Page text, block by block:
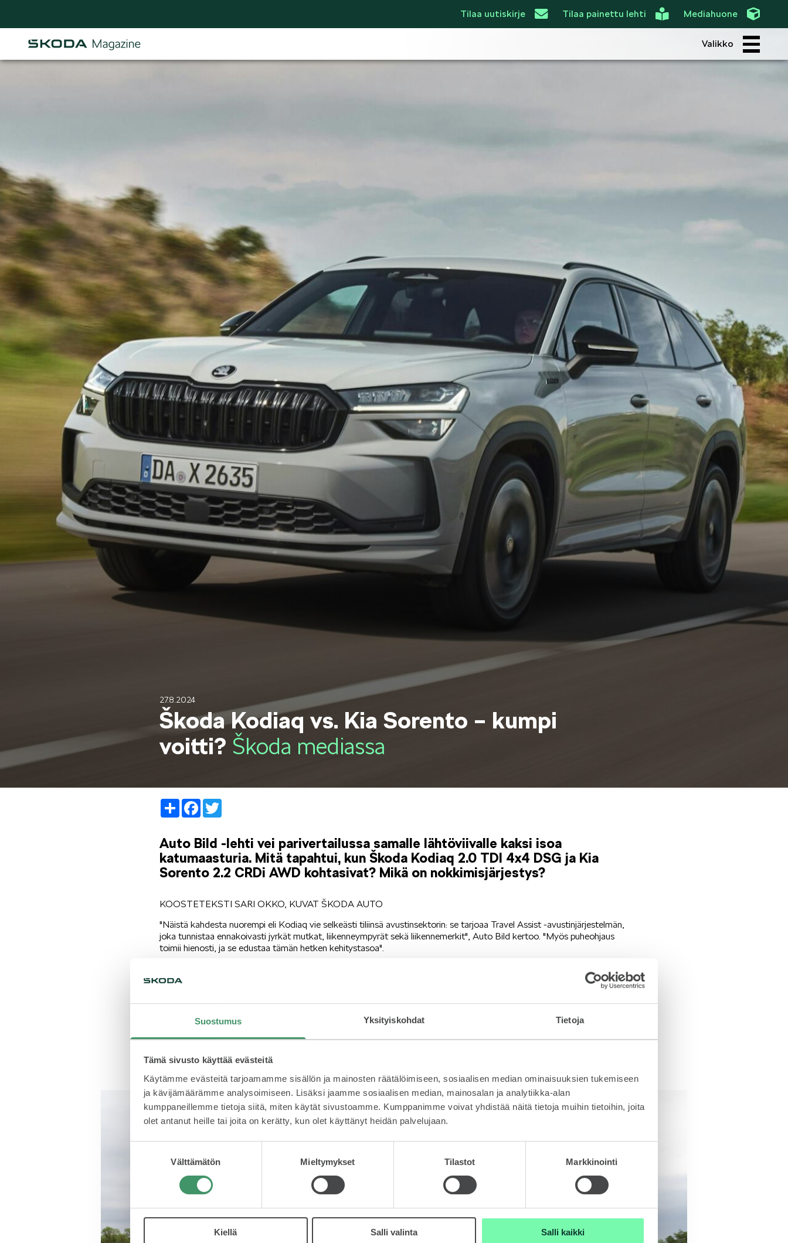
Suostumus Yksityiskohdat Tietoja
Tämä sivusto käyttää evästeitä
Käytämme evästeitä tarjoamamme sisällön ja mainosten räätälöimiseen, sosiaalisen median ominaisuuksien tukemiseen
ja kävijämäärämme analysoimiseen. Lisäksi jaamme sosiaalisen median, mainosalan ja analytiikka-alan
kumppaneillemme tietoja siitä, miten käytät sivustoamme. Kumppanimme voivat yhdistää näitä tietoja muihin tietoihin, joita
olet antanut heille tai joita on kerätty, kun olet käyttänyt heidän palvelujaan.
Välttämätön Mieltymykset Tilastot Markkinointi
Kiellä Salli valinta Salli kaikki
Tilaa uutiskirje Tilaa painettu lehti Mediahuone
Valikko
AJANKOHTAISTA & UUTTA LIFESTYLE SIMPLY CLEVER
SÄHKÖAUTOILU KOEAJOSSA KAASUAUTOT KUVASSA
MEIDÄN ŠKODAMME VASTUULLISUUS ŠKODA 130 VUOTTA
ŠKODA MEDIASSA
SPONSOROINTI &
YHTEISTYÖ
KLASSIKOT RALLI
Mallit
FABIA SCALA
27.8.2024
Škoda Kodiaq vs. Kia Sorento – kumpi
voitti? Škoda mediassa
ShareFacebook
Auto Bild -lehti vei parivertailussa samalle lähtöviivalle kaksi isoa
katumaasturia. Mitä tapahtui, kun Škoda Kodiaq 2.0 TDI 4x4 DSG ja Kia
Sorento 2.2 CRDi AWD kohtasivat? Mikä on nokkimisjärjestys?
KOOSTETEKSTI SARI OKKO, KUVAT ŠKODA AUTO
"Näistä kahdesta nuorempi eli Kodiaq vie selkeästi tiliinsä avustinsektorin: se tarjoaa Travel Assist -avustinjärjestelmän,
joka tunnistaa ennakoivasti jyrkät mutkat, liikenneympyrät sekä liikennemerkit", Auto Bild kertoo. "Myös puheohjaus
toimii hienosti, ja se edustaa tämän hetken kehitystasoa".
"Uusimman Kodiaqin matkustamon katseenvangitsijana toimivat keskikonsolin kolme kiertosäädintä (Smart Dials) –
kyseessä on yksi viime aikojen parhaista ideoista."
Kokonaistuloksissa Kodiaq voittaa 570 pisteellä Sorrenton 539 pistettä. Kodiaq on testitulosten perusteella muun
käytettävyydestä.